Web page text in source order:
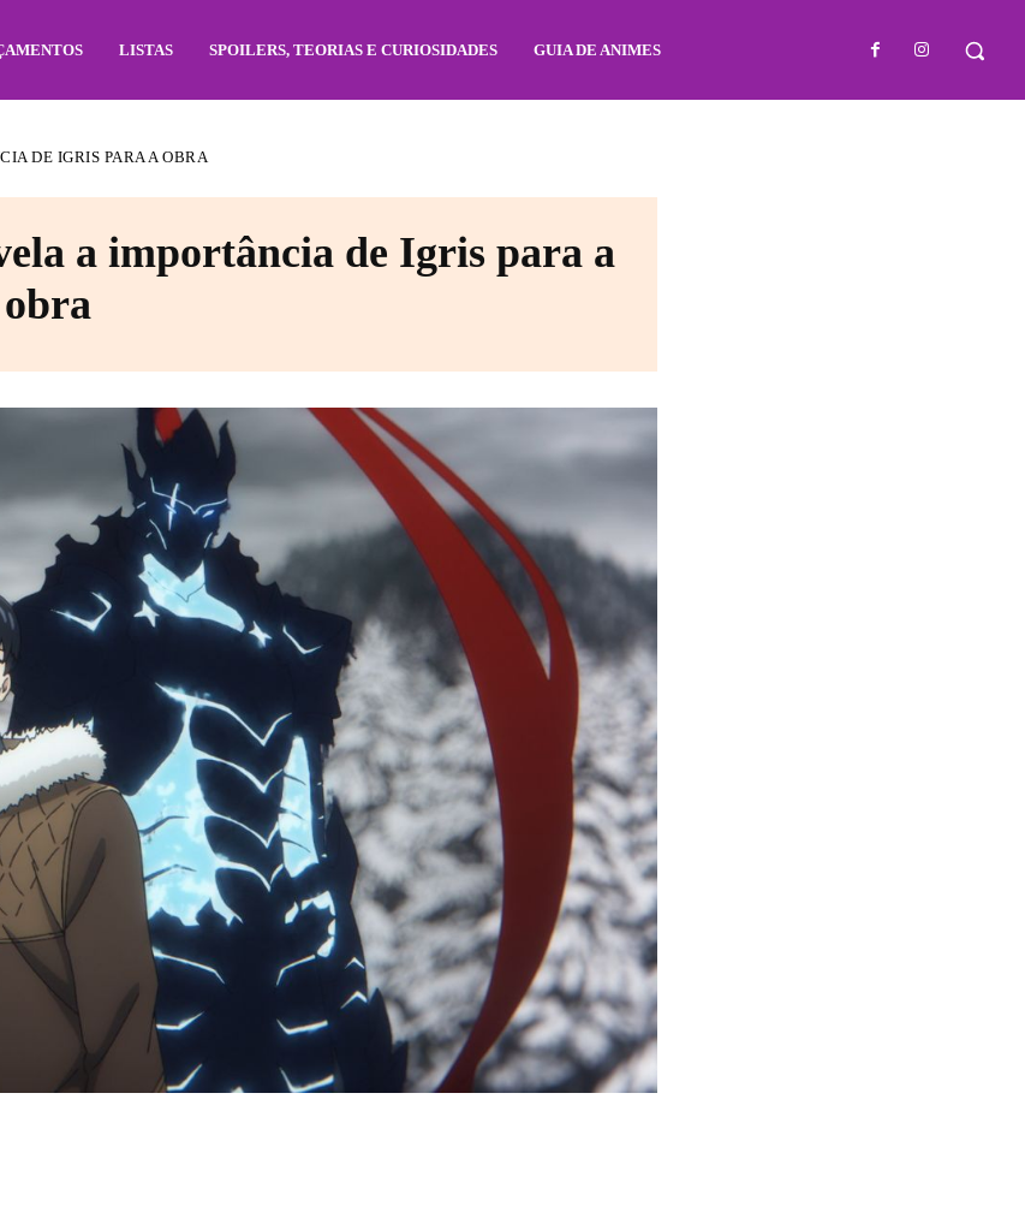
LISTAS SPOILERS, TEORIAS E CURIOSIDADES GUIA DE ANIMES
DE IGRIS PARA A OBRA
a importância de Igris para a
obra